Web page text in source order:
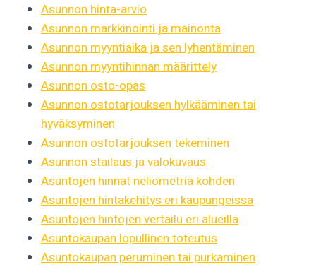
Asunnon hinta-arvio
Asunnon markkinointi ja mainonta
Asunnon myyntiaika ja sen lyhentäminen
Asunnon myyntihinnan määrittely
Asunnon osto-opas
Asunnon ostotarjouksen hylkääminen tai
hyväksyminen
Asunnon ostotarjouksen tekeminen
Asunnon stailaus ja valokuvaus
Asuntojen hinnat neliömetriä kohden
Asuntojen hintakehitys eri kaupungeissa
Asuntojen hintojen vertailu eri alueilla
Asuntokaupan lopullinen toteutus
Asuntokaupan peruminen tai purkaminen